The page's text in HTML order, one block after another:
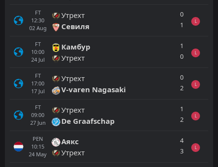
FT
12:30
02 Aug
Утрехт
Севиля
0
1
L
FT
10:00
24 Jul
Камбур
Утрехт
1
0
L
FT
17:00
17 Jul
Утрехт
V-varen Nagasaki
0
2
L
FT
09:00
27 Jun
Утрехт
De Graafschap
1
2
L
PEN
10:15
24 May
Аякс
Утрехт
4
3
L